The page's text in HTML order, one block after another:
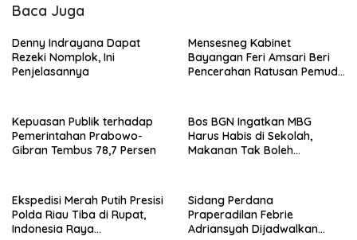
Baca Juga
Denny Indrayana Dapat
Rezeki Nomplok, Ini
Penjelasannya
Mensesneg Kabinet
Bayangan Feri Amsari Beri
Pencerahan Ratusan Pemuda
Kepuasan Publik terhadap
Pemerintahan Prabowo-
Gibran Tembus 78,7 Persen
Bos BGN Ingatkan MBG
Harus Habis di Sekolah,
Makanan Tak Boleh
Ekspedisi Merah Putih Presisi
Polda Riau Tiba di Rupat,
Indonesia Raya
Sidang Perdana
Praperadilan Febrie
Adriansyah Dijadwalkan